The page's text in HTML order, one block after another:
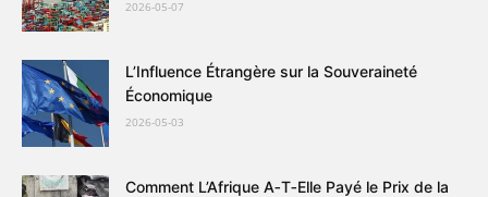
2026-05-07
L’Influence Étrangère sur la Souveraineté
Économique
2026-05-03
Comment L’Afrique A‐T‐Elle Payé le Prix de la